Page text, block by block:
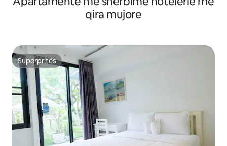
qira mujore
Superpritës
Superpritës